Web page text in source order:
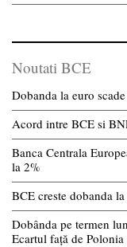
Noutati BCE
Dobanda la euro
Acord intre BCE si
Banca Centrala
la 2%
BCE creste dobanda
Dobânda pe termen
Ecartul față de